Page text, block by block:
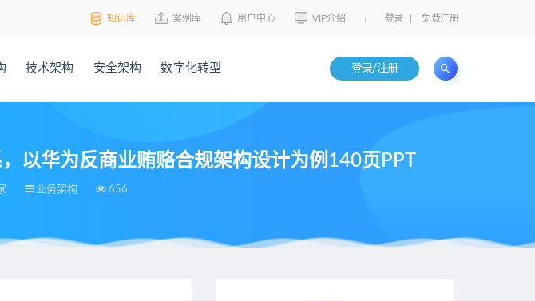
知识库 案例库 用户中心 VIP介绍 登录 免费注册
技术架构 安全架构 数字化转型 登录/注册
以华为反商业贿赂合规架构设计为例140页PPT
业务架构 656